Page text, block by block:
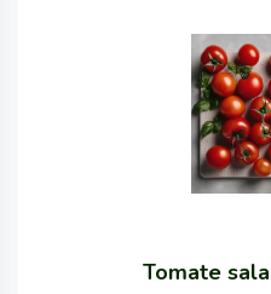
Tomate